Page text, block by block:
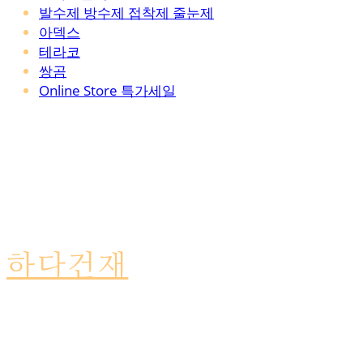
발수제 방수제 접착제 줄눈제
아덱스
테라코
쌍곰
Online Store 특가세일
하다건재